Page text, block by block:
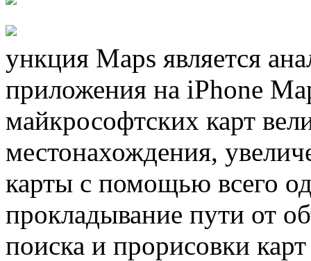
ункция Maps является
приложения на iPhone
майкрософтских карт
местонахождения,
карты с помощью всего
прокладывание пути от
поиска и прорисовки